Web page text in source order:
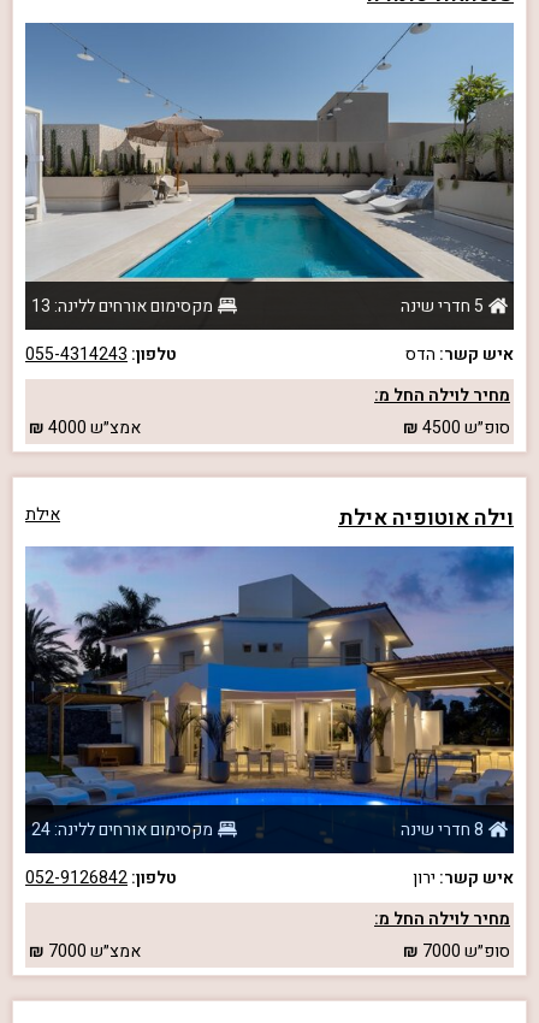
5 חדרי שינה
מקסימום אורחים ללינה: 13
איש קשר: הדס טלפון: 055-4314243
מחיר לוילה החל מ:
סופ״ש4500 אמצ״ש4000
וילה אוטופיה אילת אילת
8 חדרי שינה
מקסימום אורחים ללינה: 24
איש קשר: ירון טלפון:052-9126842
מחיר לוילה החל מ:
סופ״ש7000 אמצ״ש7000